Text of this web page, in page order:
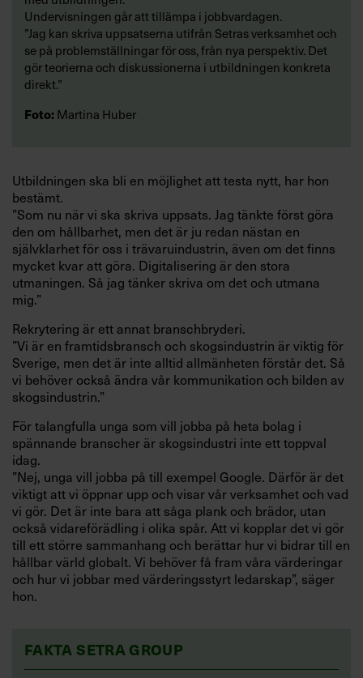
Undervisningen går att tillämpa i jobbvardagen.
”Jag kan skriva uppsatserna utifrån Setras verksamhet och
se på problemställningar för oss, från nya perspektiv. Det
gör teorierna och diskussionerna i utbildningen konkreta
direkt.”
Foto: Martina Huber
Utbildningen ska bli en möjlighet att testa nytt, har hon
bestämt.
”Som nu när vi ska skriva uppsats. Jag tänkte först göra
den om hållbarhet, men det är ju redan nästan en
självklarhet för oss i trävaruindustrin, även om det finns
mycket kvar att göra. Digitalisering är den stora
utmaningen. Så jag tänker skriva om det och utmana
mig.”
Rekrytering är ett annat branschbryderi.
”Vi är en framtidsbransch och skogsindustrin är viktig för
Sverige, men det är inte alltid allmänheten förstår det. Så
vi behöver också ändra vår kommunikation och bilden av
skogsindustrin.”
För talangfulla unga som vill jobba på heta bolag i
spännande branscher är skogsindustri inte ett toppval
idag.
”Nej, unga vill jobba på till exempel Google. Därför är det
viktigt att vi öppnar upp och visar vår verksamhet och vad
vi gör. Det är inte bara att såga plank och brädor, utan
också vidareförädling i olika spår. Att vi kopplar det vi gör
till ett större sammanhang och berättar hur vi bidrar till en
hållbar värld globalt. Vi behöver få fram våra värderingar
och hur vi jobbar med värderingsstyrt ledarskap”, säger
hon.
FAKTA SETRA GROUP